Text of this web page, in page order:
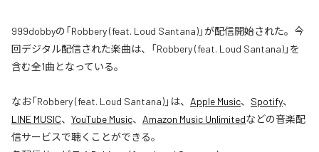
999dobbyの「Robbery (feat. Loud Santana)」が配信開始された。今
回デジタル配信された楽曲は、「Robbery (feat. Loud Santana)」を
含む全1曲となっている。
なお「Robbery (feat. Loud Santana)」は、 Apple Music、 Spotify、
LINE MUSIC、 YouTube Music、 Amazon Music Unlimitedなどの音楽配
信サービスで聴くことができる。